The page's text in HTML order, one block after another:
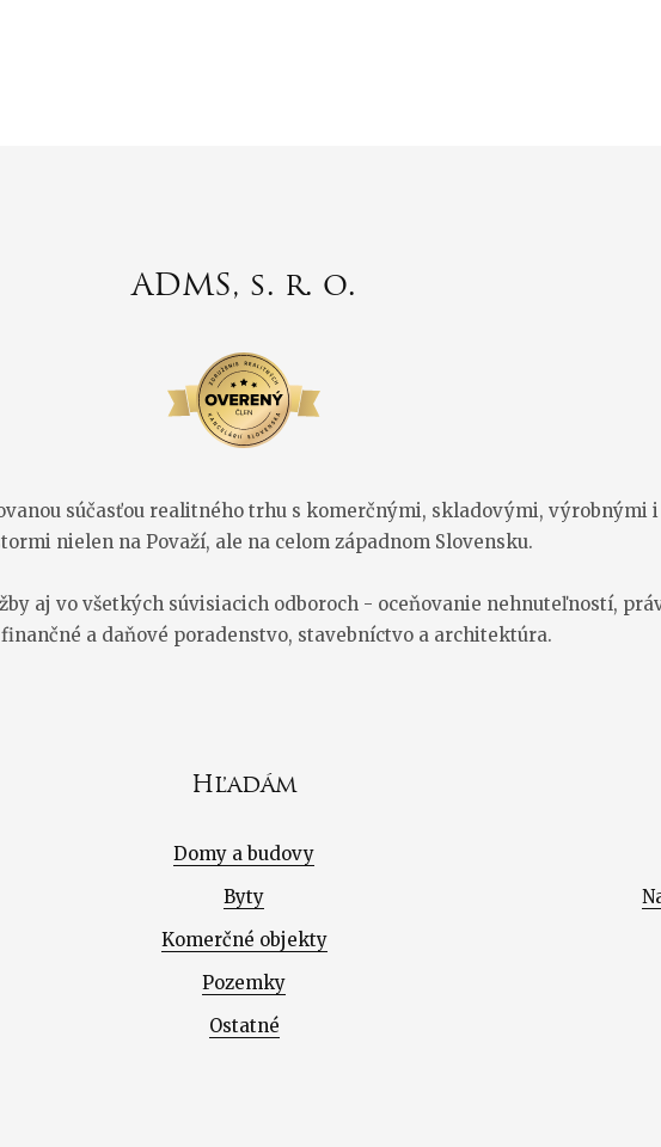
ADMS, s. r. o.
súčasťou realitného trhu s komerčnými, skladovými,
nielen na Považí, ale na celom západnom Slovensku.
aj vo všetkých súvisiacich odboroch - oceňovanie nehnuteľností,
finančné a daňové poradenstvo, stavebníctvo a architektúra.
Hľadám
Domy a budovy
Byty
Komerčné objekty
Pozemky
Ostatné